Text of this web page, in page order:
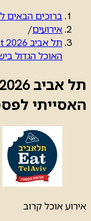
ברוכים הבאים
אירועים/
האוכל הגדול
האסייתי
אירוע אוכלקרוב